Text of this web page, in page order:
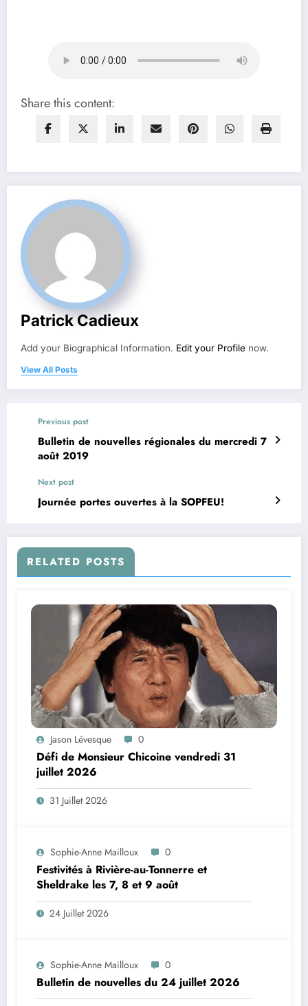
Share this content:
Patrick Cadieux
Add your Biographical Information. Edit your Profile now.
View All Posts
Previous post
Bulletin de nouvelles régionales du mercredi 7
août 2019
Next post
Journée portes ouvertes à la SOPFEU!
RELATED POSTS
Jason Lévesque 0
Défi de Monsieur Chicoine vendredi 31
juillet 2026
31 Juillet 2026
Sophie-Anne Mailloux 0
Festivités à Rivière-au-Tonnerre et
Sheldrake les 7, 8 et 9 août
24 Juillet 2026
Sophie-Anne Mailloux 0
Bulletin de nouvelles du 24 juillet 2026